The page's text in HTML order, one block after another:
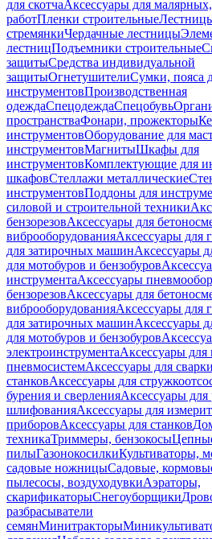
для скотчаАксессуары для
работПленки строительные
стремянкиЧердачные лестницы
лестницПодъемники строительные
защитыСредства индивидуальной
защитыОгнетушителиСумки, пояса
инструментовПроизводственная
одеждаСпецодеждаСпецобувь
пространстваФонари, прожекторы
инструментовОборудование для
инструментовМагнитыШкафы для
инструментовКомплектующие для
шкафовСтеллажи металлические
инструментовПоддоны для
силовой и строительной техники
бензорезовАксессуары для
виброоборудованияАксессуары для
для затирочных машинАксессуары
для мотобуров и бензобуров
инструментаАксессуары
бензорезовАксессуары для
виброоборудованияАксессуары для
для затирочных машинАксессуары
для мотобуров и бензобуров
электроинструментаАксессуары для
пневмосистемАксессуары для
станковАксессуары для
бурения и сверленияАксессуары для
шлифованияАксессуары для
приборовАксессуары для станков
техникаТриммеры, бензокосы
пилыГазонокосилкиКультиваторы,
садовые ножницыСадовые,
пылесосы, воздуходувкиАэраторы,
скарификаторыСнегоуборщики
разбрасыватели
семянМинитракторы